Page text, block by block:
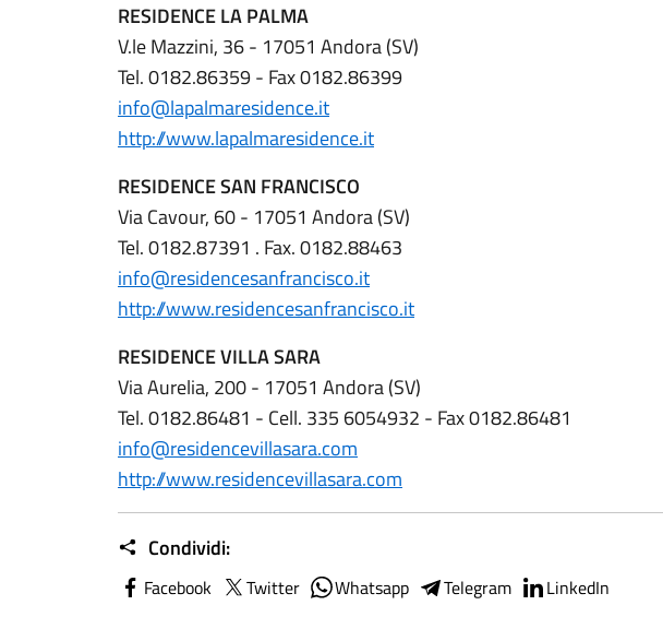
RESIDENCE LA PALMA
V.le Mazzini, 36 - 17051 Andora (SV)
Tel. 0182.86359 - Fax 0182.86399
info@lapalmaresidence.it
http://www.lapalmaresidence.it
RESIDENCE SAN FRANCISCO
Via Cavour, 60 - 17051 Andora (SV)
Tel. 0182.87391 . Fax. 0182.88463
info@residencesanfrancisco.it
http://www.residencesanfrancisco.it
RESIDENCE VILLA SARA
Via Aurelia, 200 - 17051 Andora (SV)
Tel. 0182.86481 - Cell. 335 6054932 - Fax 0182.86481
info@residencevillasara.com
http://www.residencevillasara.com
Condividi:
Facebook Twitter Whatsapp Telegram LinkedIn